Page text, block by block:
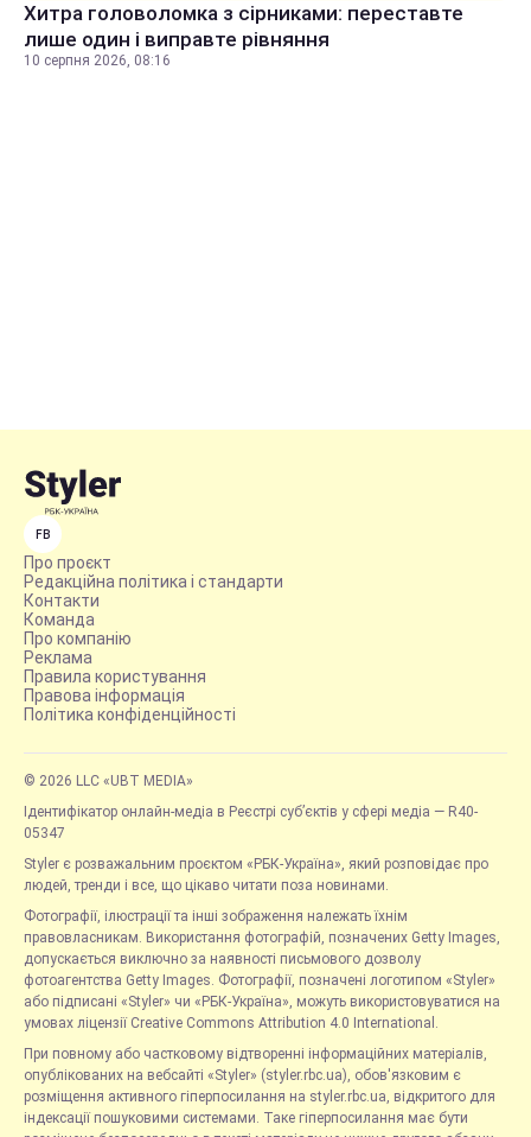
Хитра головоломка з сірниками: переставте
лише один і виправте рівняння
10 серпня 2026, 08:16
FB
Про проєкт
Редакційна політика і стандарти
Контакти
Команда
Про компанію
Реклама
Правила користування
Правова інформація
Політика конфіденційності
© 2026 LLC «UBT MEDIA»
Ідентифікатор онлайн-медіа в Реєстрі суб’єктів у сфері медіа — R40-
05347
Styler є розважальним проєктом «РБК-Україна», який розповідає про
людей, тренди і все, що цікаво читати поза новинами.
Фотографії, ілюстрації та інші зображення належать їхнім
правовласникам. Використання фотографій, позначених Getty Images,
допускається виключно за наявності письмового дозволу
фотоагентства Getty Images. Фотографії, позначені логотипом «Styler»
або підписані «Styler» чи «РБК-Україна», можуть використовуватися на
умовах ліцензії Creative Commons Attribution 4.0 International.
При повному або частковому відтворенні інформаційних матеріалів,
опублікованих на вебсайті «Styler» (styler.rbc.ua), обов'язковим є
розміщення активного гіперпосилання на styler.rbc.ua, відкритого для
індексації пошуковими системами. Таке гіперпосилання має бути